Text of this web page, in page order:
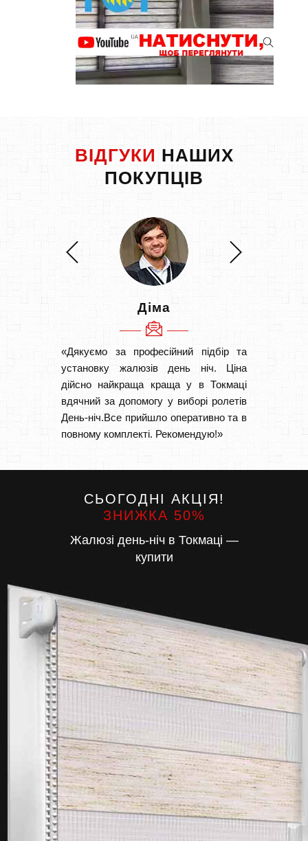
ВІДГУКИ НАШИХ
ПОКУПЦІВ
Діма
«Дякуємо за професійний підбір та
установку жалюзів день ніч. Ціна
дійсно найкраща краща у в Токмаці
вдячний за допомогу у виборі ролетів
День-ніч.Все прийшло оперативно та в
повному комплекті. Рекомендую!»
СЬОГОДНІ АКЦІЯ!
ЗНИЖКА 50%
Жалюзі день-ніч в Токмаці —
купити